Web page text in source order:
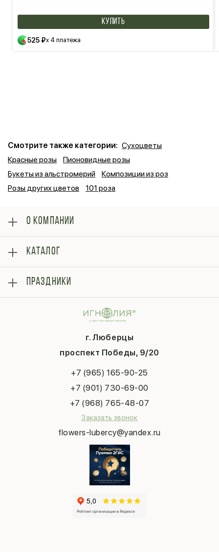
КУПИТЬ
525 ₽x 4 платежа
Смотрите также категории: Сухоцветы
Красные розы
Пионовидные розы
Букеты из альстромерий
Композиции из роз
Розы других цветов
101 роза
г. Люберцы
проспект Победы, 9/20
+7 (965) 165-90-25
+7 (901) 730-69-00
+7 (968) 765-48-07
Заказать звонок
flowers-lubercy@yandex.ru
О КОМПАНИИ
Оплата
Отзывы
Блог
Гарантии
Контакты
Публичная оферта
КАТАЛОГ
Букеты
Композиции
ПРАЗДНИКИ
Последний звонок